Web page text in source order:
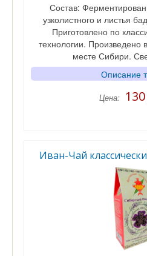
Состав:
узколистного и листья
Приготовлено по
технологии. Произведено
месте Сибири.
Описание
Цена:
Иван-Чай